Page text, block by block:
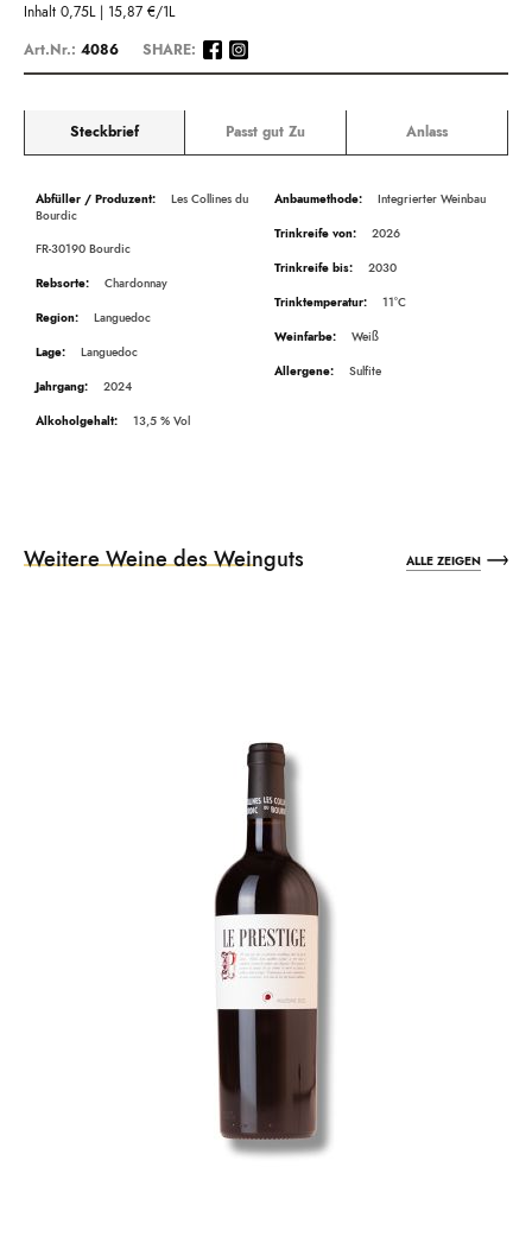
Inhalt 0,75L | 15,87 €/1L
Art.Nr.: 4086 SHARE:
Steckbrief Passt gut Zu Anlass
Beschreibung
Bourdic
FR-30190 Bourdic
Chardonnay
Languedoc
Languedoc
2024
13,5
Integrierter Weinbau
2026
2030
11°C
Weiß
Sulfite
Weitere Weine des Weinguts ALLE ZEIGEN